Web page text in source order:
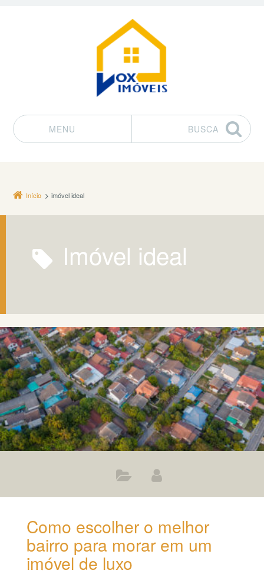
MENU
BUSCA
Início imóvel ideal
imóvel ideal
Como escolher o melhor
bairro para morar em um
imóvel de luxo